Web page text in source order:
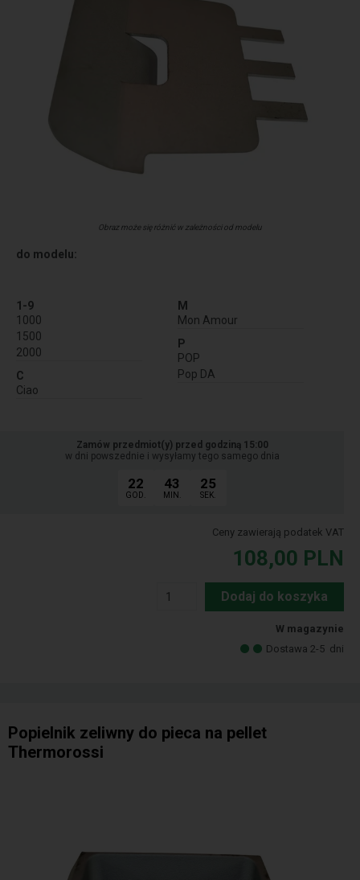
Obraz może się różnić w zależności od modelu
do modelu:
1-9
1000
1500
2000
C
Ciao
M
Mon Amour
P
POP
Pop DA
Zamów przedmiot(y) przed godziną 15:00
w dni powszednie i wysyłamy tego samego dnia
22
GOD.
43
MIN.
24
SEK.
Ceny zawierają podatek VAT
108,00 PLN
Dodaj do koszyka
W magazynie
Dostawa 2-5 dni
Popielnik zeliwny do pieca na pellet
Thermorossi